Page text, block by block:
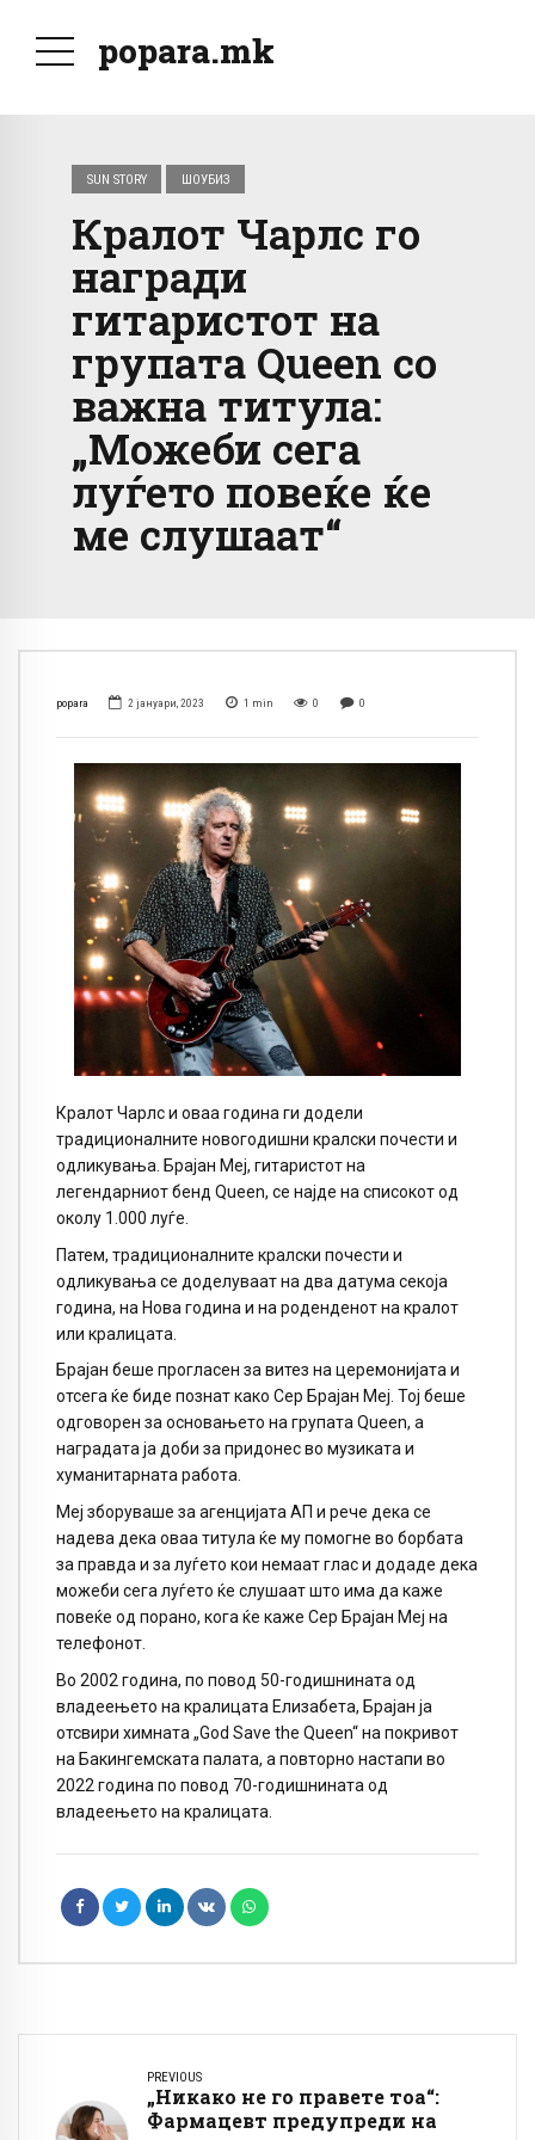
popara.mk
SUN STORY ШОУБИЗ
Кралот Чарлс го
награди
гитаристот на
групата Queen со
важна титула:
„Можеби сега
луѓето повеќе ќе
ме слушаат“
popara 2 јануари, 2023 1 min 0 0
Кралот Чарлс и оваа година ги додели
традиционалните новогодишни кралски почести и
одликувања. Брајан Меј, гитаристот на
легендарниот бенд Queen, се најде на списокот од
околу 1.000 луѓе.
Патем, традиционалните кралски почести и
одликувања се доделуваат на два датума секоја
година, на Нова година и на роденденот на кралот
или кралицата.
Брајан беше прогласен за витез на церемонијата и
отсега ќе биде познат како Сер Брајан Меј. Тој беше
одговорен за основањето на групата Queen, а
наградата ја доби за придонес во музиката и
хуманитарната работа.
Меј зборуваше за агенцијата АП и рече дека се
надева дека оваа титула ќе му помогне во борбата
за правда и за луѓето кои немаат глас и додаде дека
можеби сега луѓето ќе слушаат што има да каже
повеќе од порано, кога ќе каже Сер Брајан Меј на
телефонот.
Во 2002 година, по повод 50-годишнината од
владеењето на кралицата Елизабета, Брајан ја
отсвири химната „God Save the Queen“ на покривот
на Бакингемската палата, а повторно настапи во
2022 година по повод 70-годишнината од
владеењето на кралицата.
PREVIOUS
„Никако не го правете тоа“:
Фармацевт предупреди на